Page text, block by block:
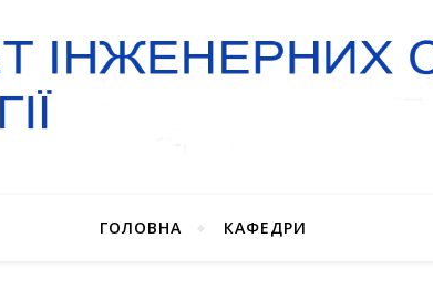
ГОЛОВНА КАФЕДРИ